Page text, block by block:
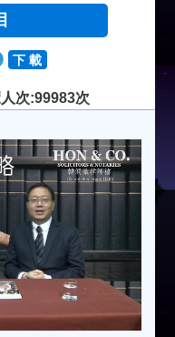
下 載
次:99983次